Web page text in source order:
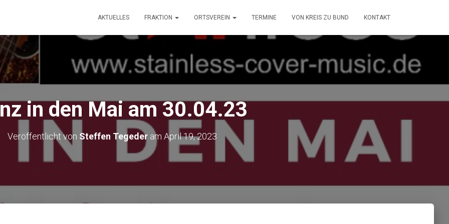
AKTUELLES FRAKTION ORTSVEREIN TERMINE VON KREIS ZU BUND KONTAKT
in den Mai am 30.04.23
Veröffentlicht von Steffen Tegeder am April 19, 2023